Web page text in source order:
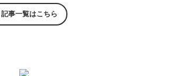
記事一覧はこちら